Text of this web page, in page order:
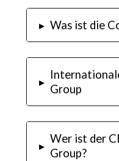
▸ Was ist die
▸
Group
▸
Wer ist der
Group?